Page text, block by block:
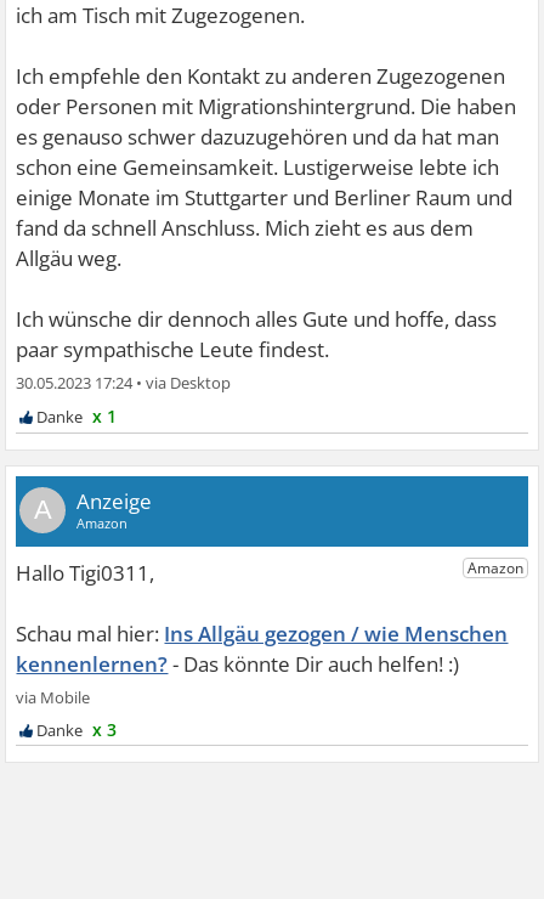
ich am Tisch mit Zugezogenen.
Ich empfehle den Kontakt zu anderen Zugezogenen
oder Personen mit Migrationshintergrund. Die haben
es genauso schwer dazuzugehören und da hat man
schon eine Gemeinsamkeit. Lustigerweise lebte ich
einige Monate im Stuttgarter und Berliner Raum und
fand da schnell Anschluss. Mich zieht es aus dem
Allgäu weg.
Ich wünsche dir dennoch alles Gute und hoffe, dass
paar sympathische Leute findest.
30.05.2023 17:24•
x 1
A
Ins Allgäu gezogen / wie Menschen
kennenlernen?
x 3